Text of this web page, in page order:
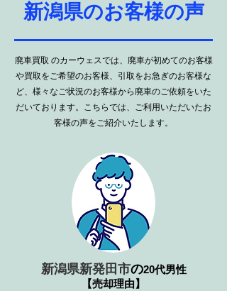
​新潟県のお客様の声
廃車買取 のカーウェスでは、廃車が初めてのお客様
や買取をご希望のお客様、引取をお急ぎのお客様な
ど、様々なご状況のお客様から廃車のご依頼をいた
だいております。こちらでは、ご利用いただいたお
客様の声をご紹介いたします。
新潟県新発田市の20代男性
【売却理由】